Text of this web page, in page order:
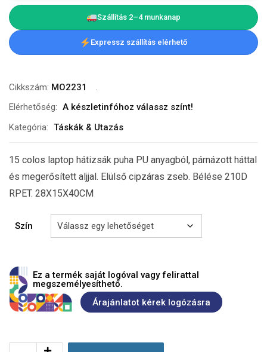
Szállítás 2–4 munkanap
Expressz szállítás elérhető
Cikkszám: MO2231
Elérhetőség: A készletinfóhoz válassz színt!
Kategória: Táskák & Utazás
15 colos laptop hátizsák puha PU anyagból, párnázott háttal
és megerősített aljjal. Elülső cipzáras zseb. Bélése 210D
RPET. 28X15X40CM
Szín
Ez a termék saját logóval vagy felirattal
megszemélyesíthető.
Árajánlatot kérek logózásra